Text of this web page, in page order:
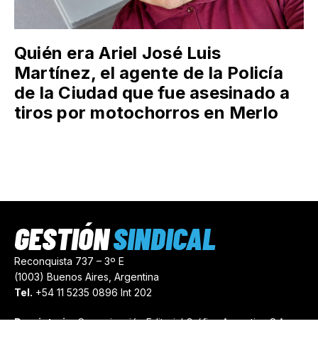
Quién era Ariel José Luis
Martínez, el agente de la Policía
de la Ciudad que fue asesinado a
tiros por motochorros en Merlo
Reconquista 737 – 3º E
(1003) Buenos Aires, Argentina
Tel. +54 11 5235 0896 Int 202
Propietario:Comunicación Editorial Gráfica Argentina S.A.
GESTIÓNSINDICAL